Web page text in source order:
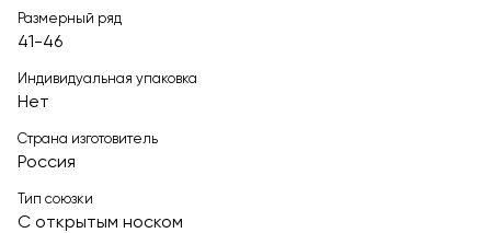
Размерный ряд
41-46
Индивидуальная упаковка
Нет
Страна изготовитель
Россия
Тип союзки
С открытым носком